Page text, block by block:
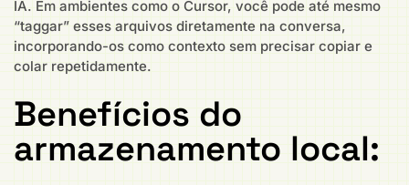
IA. Em ambientes como o Cursor, você pode até mesmo
“taggar” esses arquivos diretamente na conversa,
incorporando-os como contexto sem precisar copiar e
colar repetidamente.
Benefícios do
armazenamento local: